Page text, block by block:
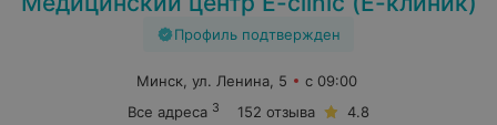
Профиль подтвержден
Минск, ул. Ленина, 5
с 09:00
Все адреса 3 152 отзыва 4.8